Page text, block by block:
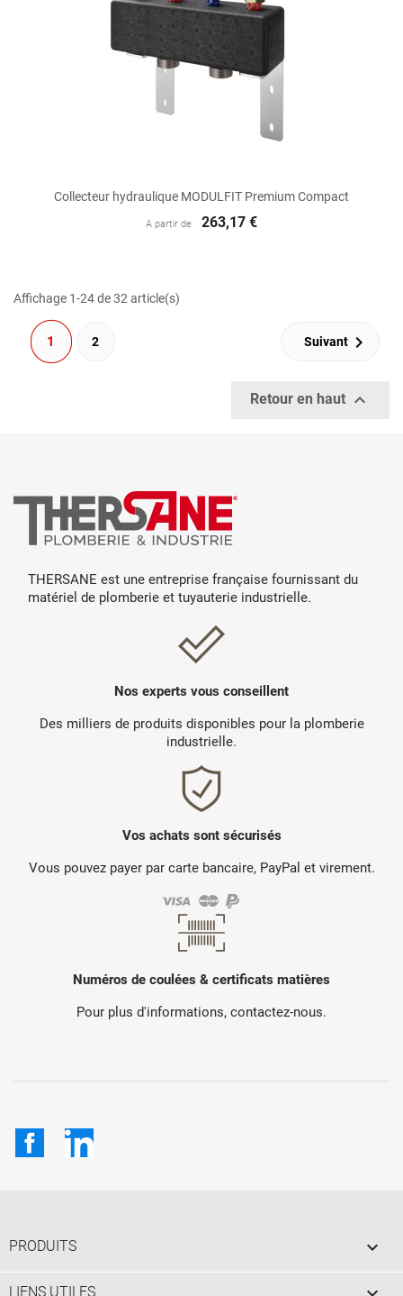
Collecteur hydraulique MODULFIT Premium Compact
A partir de 263,17 €
Affichage 1-24 de 32 article(s)
1 2 Suivant 
Retour en haut 
THERSANE est une entreprise française fournissant du
matériel de plomberie et tuyauterie industrielle.
Nos experts vous conseillent
Des milliers de produits disponibles pour la plomberie
industrielle.
Vos achats sont sécurisés
Vous pouvez payer par carte bancaire, PayPal et virement.
Numéros de coulées & certificats matières
Pour plus d'informations, contactez-nous.
FacebookLinkedIn
PRODUITS 
LIENS UTILES